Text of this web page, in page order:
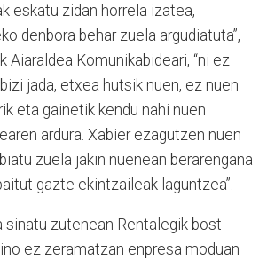
eskatu zidan horrela izatea,
denbora behar zuela argudiatuta”,
Aiaraldea Komunikabideari, “ni ez
jada, etxea hutsik nuen, ez nuen
eta gainetik kendu nahi nuen
ardura. Xabier ezagutzen nuen
zuela jakin nuenean berarengana
gazte ekintzaileak laguntzea”.
sinatu zutenean Rentalegik bost
ez zeramatzan enpresa moduan